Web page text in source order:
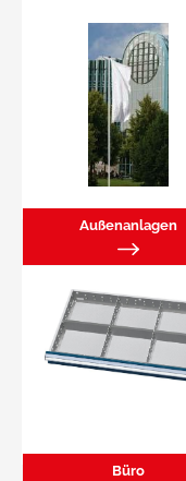
Außenanlagen
Büro